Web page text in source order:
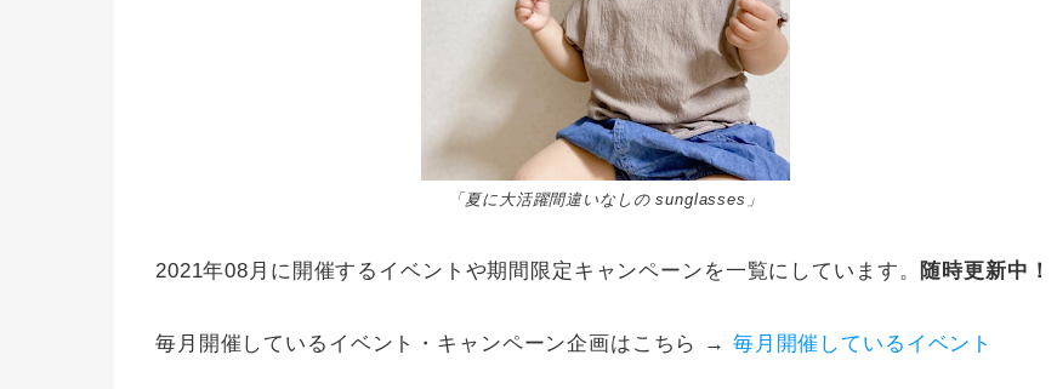
「夏に大活躍間違いなしの sunglasses」
2021年08月に開催するイベントや期間限定キャンペーンを一覧にしています。 随時更新中！
毎月開催しているイベント・キャンペーン企画はこちら → 毎月開催しているイベント